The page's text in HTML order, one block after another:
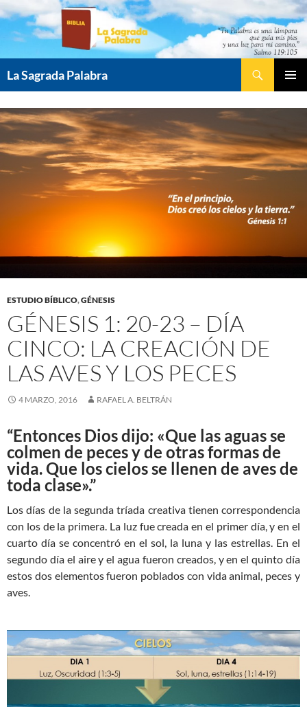
Saltar
contenido
La Sagrada Palabra
ESTUDIO BÍBLICO,GÉNESIS
GÉNESIS 1: 20-23 – DÍA
CINCO: LA CREACIÓN DE
LAS AVES Y LOS PECES
4 MARZO, 2016 RAFAEL A. BELTRÁN
“Entonces Dios dijo: «Que las aguas se
colmen de peces y de otras formas de
vida. Que los cielos se llenen de aves de
toda clase».”
Los días de la segunda tríada creativa tienen correspondencia
con los de la primera. La luz fue creada en el primer día, y en el
cuarto día se concentró en el sol, la luna y las estrellas. En el
segundo día el aire y el agua fueron creados, y en el quinto día
estos dos elementos fueron poblados con vida animal, peces y
aves.